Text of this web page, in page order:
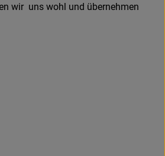
wir uns wohl und übernehmen